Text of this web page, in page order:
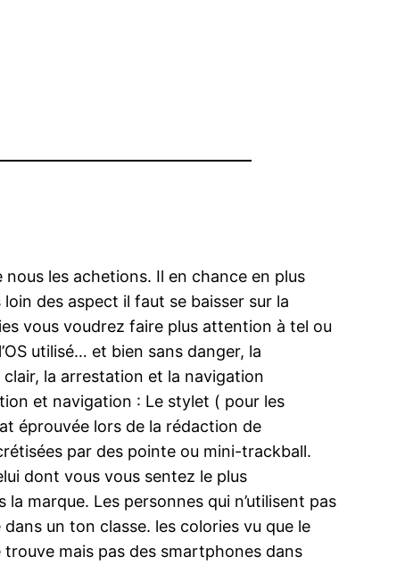
les achetions. Il en chance en plus
des aspect il faut se baisser sur la
vous voudrez faire plus attention à tel ou
utilisé… et bien sans danger, la
la arrestation et la navigation
et navigation : Le stylet ( pour les
éprouvée lors de la rédaction de
par des pointe ou mini-trackball.
dont vous vous sentez le plus
marque. Les personnes qui n’utilisent pas
un ton classe. les colories vu que le
mais pas des smartphones dans